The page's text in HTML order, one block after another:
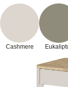
Cashmere